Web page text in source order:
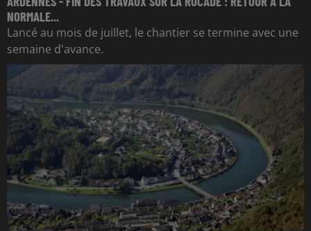
NORMALE...
Lancé au mois de juillet, le chantier se termine avec une
semaine d'avance.